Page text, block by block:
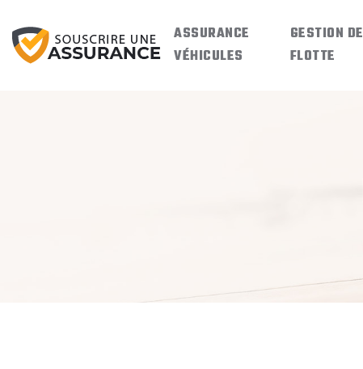
ASSURANCE
VÉHICULES
GESTION DE
FLOTTE